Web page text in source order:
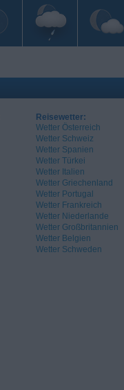
Reisewetter:
Wetter Österreich
Wetter Schweiz
Wetter Spanien
Wetter Türkei
Wetter Italien
Wetter Griechenland
Wetter Portugal
Wetter Frankreich
Wetter Niederlande
Wetter Großbritannien
Wetter Belgien
Wetter Schweden